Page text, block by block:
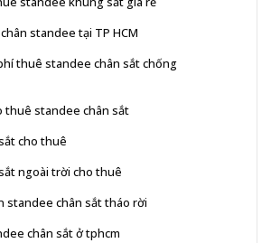
standee tại TP HCM
thuê standee chân sắt chống
thuê standee chân sắt
cho thuê
ngoài trời cho thuê
standee chân sắt tháo rời
chân sắt ở tphcm